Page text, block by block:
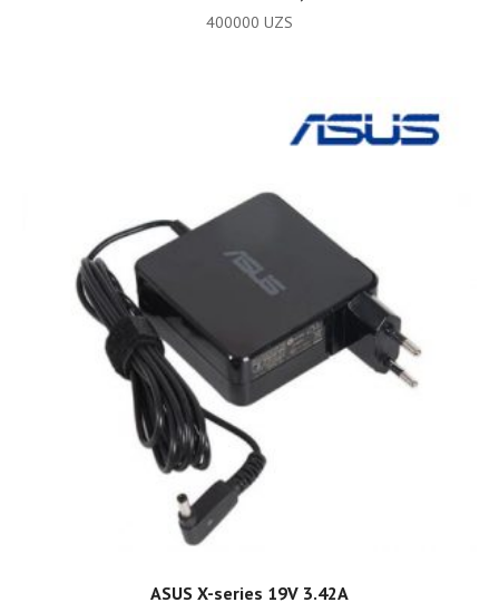
400000 UZS
ADD TO CART
ASUS X-series 19V 3.42A